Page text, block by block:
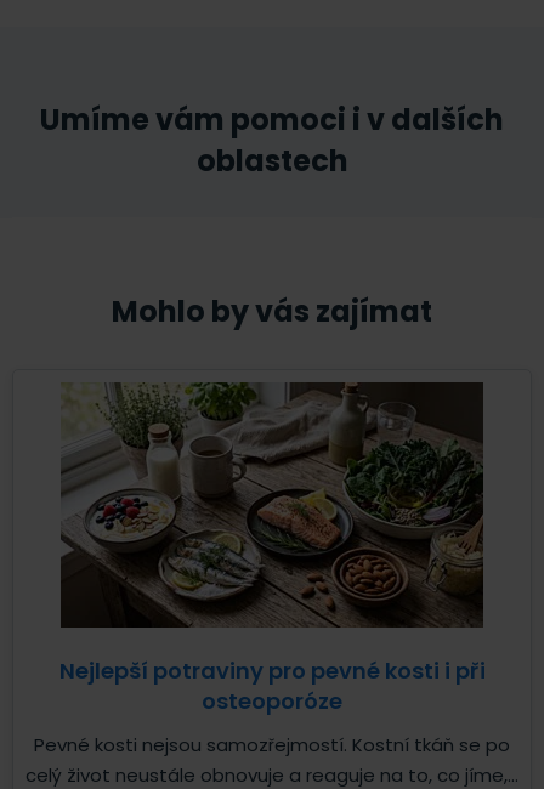
Umíme vám pomoci i v dalších
oblastech
Mohlo by vás zajímat
Nejlepší potraviny pro pevné kosti i při
osteoporóze
Pevné kosti nejsou samozřejmostí. Kostní tkáň se po
celý život neustále obnovuje a reaguje na to, co jíme,...